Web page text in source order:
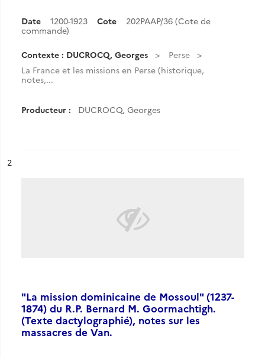
Date 1200-1923 Cote
202PAAP/36 (Cote de
commande)
Contexte : DUCROCQ, Georges
Perse
La France et les missions en Perse (historique,
notes,...
Producteur : DUCROCQ, Georges
n°
2
"La mission dominicaine de Mossoul" (1237-
1874) du R.P. Bernard M. Goormachtigh.
(Texte dactylographié), notes sur les
massacres de Van.